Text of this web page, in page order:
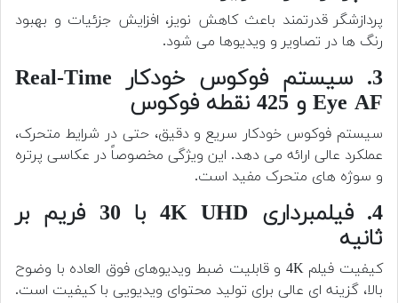
پردازشگر قدرتمند باعث کاهش نویز، افزایش جزئیات و بهبود
رنگ ها در تصاویر و ویدیوها می شود.
3. سیستم فوکوس خودکار Real-Time
Eye AF و 425 نقطه فوکوس
سیستم فوکوس خودکار سریع و دقیق، حتی در شرایط متحرک،
عملکرد عالی ارائه می دهد. این ویژگی مخصوصاً در عکاسی پرتره
و سوژه های متحرک مفید است.
4. فیلمبرداری 4K UHD با 30 فریم بر
ثانیه
کیفیت فیلم 4K و قابلیت ضبط ویدیوهای فوق العاده با وضوح
بالا، گزینه ای عالی برای تولید محتوای ویدیویی با کیفیت است.